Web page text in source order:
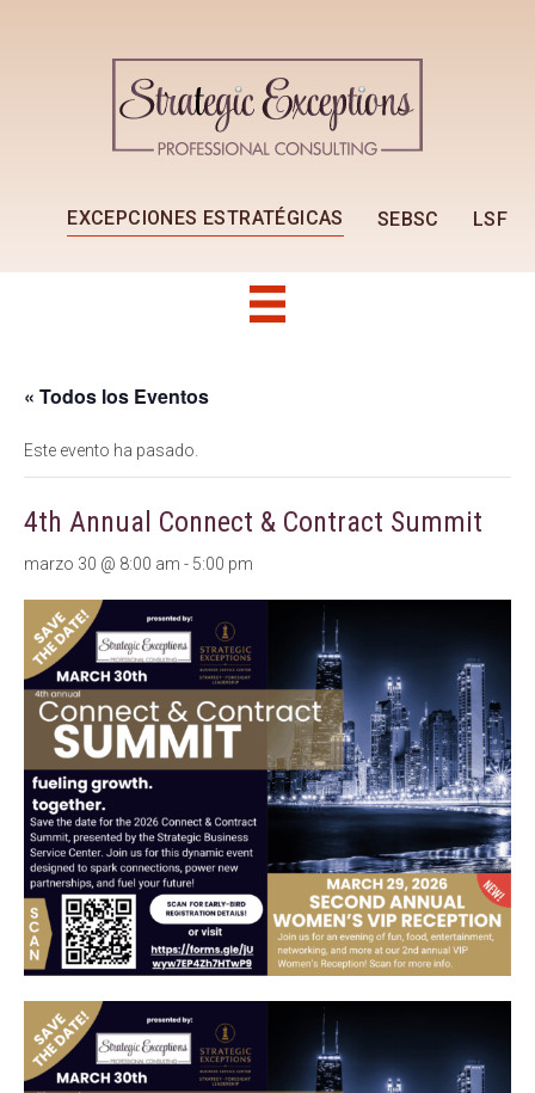
EXCEPCIONES ESTRATÉGICAS SEBSC LSF
« Todos los Eventos
Este evento ha pasado.
4th Annual Connect & Contract Summit
marzo 30 @ 8:00 am - 5:00 pm